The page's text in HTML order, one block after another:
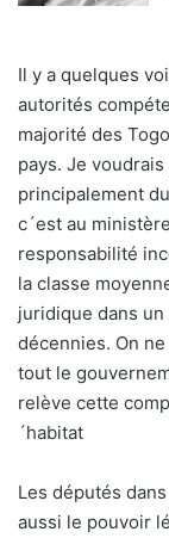
Il y a quelques
autorités
majorité des
pays. Je
principalement
c´est au
responsabilité
la classe
juridique dans
décennies. On
tout le
relève cette
´habitat
Les députés
aussi le pouvoir